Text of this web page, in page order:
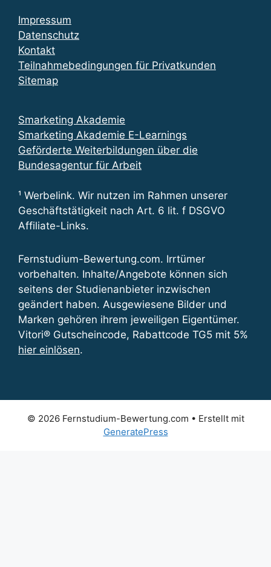
Impressum
Datenschutz
Kontakt
Teilnahmebedingungen für Privatkunden
Sitemap
Smarketing Akademie
Smarketing Akademie E-Learnings
Geförderte Weiterbildungen über die
Bundesagentur für Arbeit
¹ Werbelink. Wir nutzen im Rahmen unserer
Geschäftstätigkeit nach Art. 6 lit. f DSGVO
Affiliate-Links.
Fernstudium-Bewertung.com. Irrtümer
vorbehalten. Inhalte/Angebote können sich
seitens der Studienanbieter inzwischen
geändert haben. Ausgewiesene Bilder und
Marken gehören ihrem jeweiligen Eigentümer.
Vitori® Gutscheincode, Rabattcode TG5 mit 5%
hier einlösen.
© 2026 Fernstudium-Bewertung.com • Erstellt mit
GeneratePress